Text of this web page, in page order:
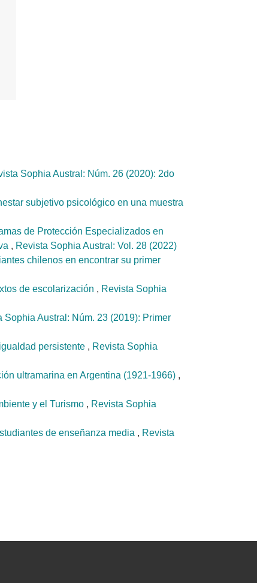
Sophia Austral: Núm. 26 (2020): 2do
subjetivo psicológico en una muestra
de Protección Especializados en
, Revista Sophia Austral: Vol. 28 (2022)
chilenos en encontrar su primer
de escolarización , Revista Sophia
Sophia Austral: Núm. 23 (2019): Primer
persistente , Revista Sophia
ultramarina en Argentina (1921-1966) ,
y el Turismo , Revista Sophia
de enseñanza media , Revista